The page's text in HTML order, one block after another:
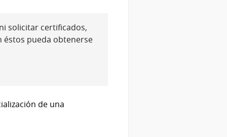
solicitar certificados,
pueda obtenerse
de una